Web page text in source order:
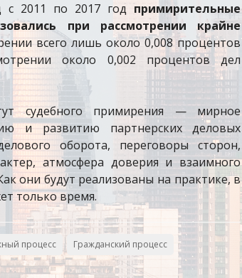
с 2011 по 2017 год примирительные
при рассмотрении крайне
всего лишь около 0,008 процентов
около 0,002 процентов дел
судебного примирения — мирное
и развитию партнерских деловых
оборота, переговоры сторон,
атмосфера доверия и взаимного
они будут реализованы на практике, в
только время.
процесс Гражданский процесс